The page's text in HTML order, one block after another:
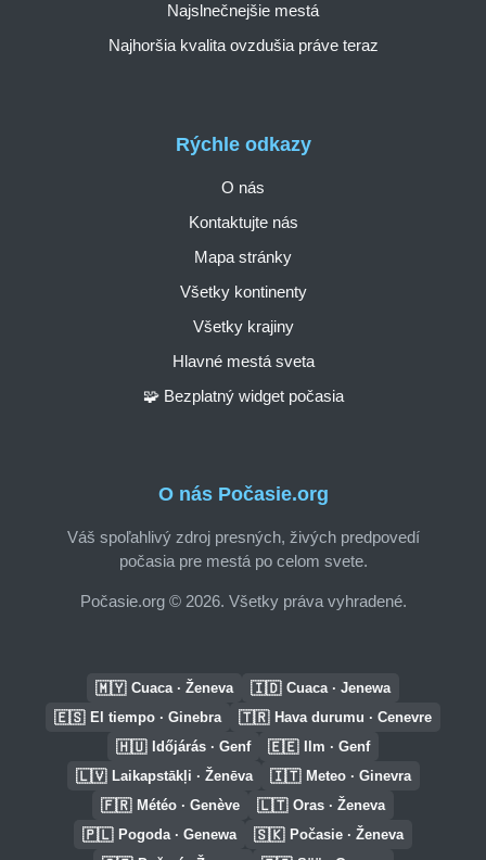
O nás Počasie.org
Váš spoľahlivý zdroj presných, živých predpovedí
počasia pre mestá po celom svete.
Počasie.org © 2026. Všetky práva vyhradené.
Rýchle odkazy
O nás
Kontaktujte nás
Mapa stránky
Všetky kontinenty
Všetky krajiny
Hlavné mestá sveta
🧩 Bezplatný widget počasia
Najslnečnejšie mestá
Najhoršia kvalita ovzdušia práve teraz
🇲🇾 Cuaca · Ženeva 🇮🇩 Cuaca · Jenewa
🇪🇸 El tiempo · Ginebra 🇹🇷 Hava durumu · Cenevre
🇭🇺 Időjárás · Genf 🇪🇪 Ilm · Genf
🇱🇻 Laikapstākļi · Ženēva 🇮🇹 Meteo · Ginevra
🇫🇷 Météo · Genève 🇱🇹 Oras · Ženeva
🇵🇱 Pogoda · Genewa 🇸🇰 Počasie · Ženeva